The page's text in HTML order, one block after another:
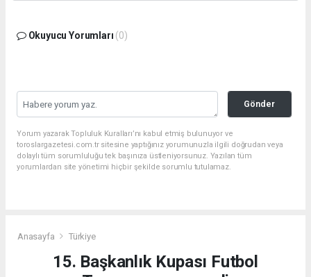
Okuyucu Yorumları (0)
Gönder
Yorum yazarak Topluluk Kuralları’nı kabul etmiş bulunuyor ve
toroslargazetesi.com.tr sitesine yaptığınız yorumunuzla ilgili doğrudan veya
dolaylı tüm sorumluluğu tek başınıza üstleniyorsunuz. Yazılan tüm
yorumlardan site yönetimi hiçbir şekilde sorumlu tutulamaz.
Anasayfa Türkiye
15. Başkanlık Kupası Futbol